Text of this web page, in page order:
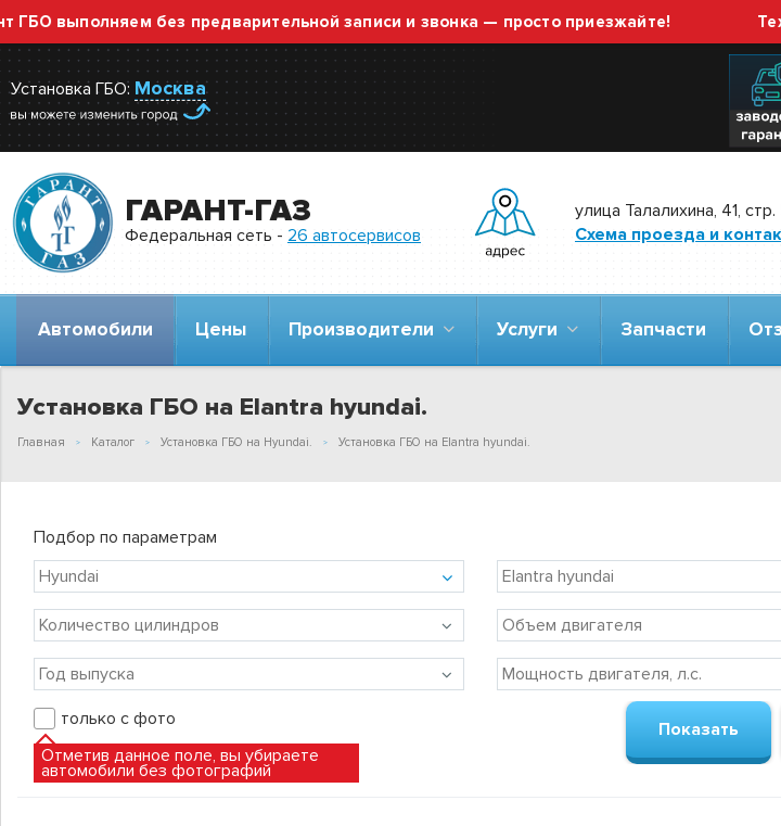
без предварительной записи и звонка — просто приезжайте!
Установка ГБО: Москва
ГАРАНТ-ГАЗ
Федеральная сеть - 26 автосервисов
улица Талалихина, 41,
Схема проезда и
Автомобили Цены Производители Услуги Запчасти
Установка ГБО на Elantra hyundai.
Главная Каталог Установка ГБО на Hyundai. Установка ГБО на Elantra hyundai.
Подбор по параметрам
только с фото
Отметив данное поле, вы убираете
автомобили без фотографий